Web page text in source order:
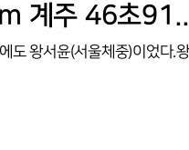
계주 46초